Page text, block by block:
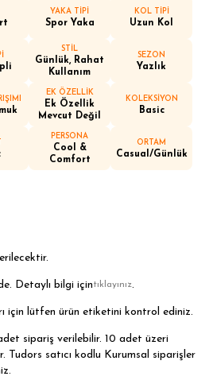
YAKA TİPİ
Spor Yaka
KOL TİPİ
Uzun Kol
STİL
Günlük, Rahat
Kullanım
SEZON
Yazlık
EK ÖZELLİK
Ek Özellik
Mevcut Değil
KOLEKSİYON
Basic
PERSONA
Cool &
Comfort
ORTAM
Casual/Günlük
Detaylı bilgi içintıklayınız.
için lütfen ürün etiketini kontrol ediniz.
sipariş verilebilir. 10 adet üzeri
Tudors satıcı kodlu Kurumsal siparişler